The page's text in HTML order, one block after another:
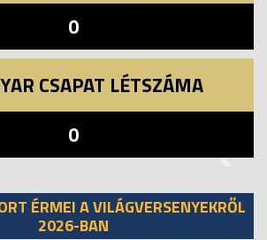
0
CSAPAT LÉTSZÁMA
0
ÉRMEI A VILÁGVERSENYEKRŐL
2026-BAN